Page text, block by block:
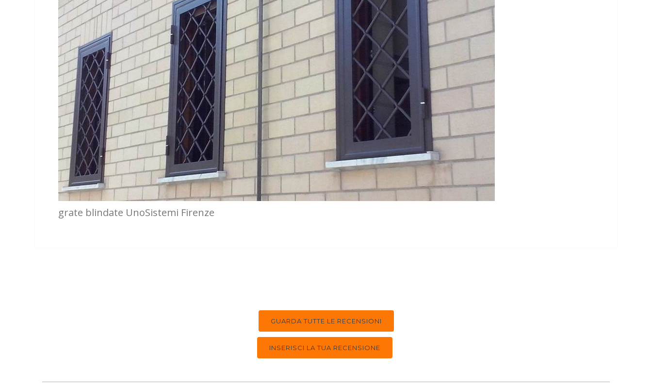
grate blindate UnoSistemi Firenze
GUARDA TUTTE LE RECENSIONI
INSERISCI LA TUA RECENSIONE